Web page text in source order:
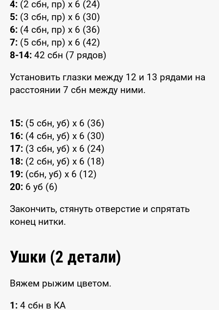
4: (2 сбн, пр) x 6 (24)
5: (3 сбн, пр) x 6 (30)
6: (4 сбн, пр) x 6 (36)
7: (5 сбн, пр) x 6 (42)
8-14: 42 сбн (7 рядов)
Установить глазки между 12 и 13 рядами на
расстоянии 7 сбн между ними.
15: (5 сбн, уб) x 6 (36)
16: (4 сбн, уб) x 6 (30)
17: (3 сбн, уб) x 6 (24)
18: (2 сбн, уб) x 6 (18)
19: (сбн, уб) x 6 (12)
20: 6 уб (6)
Закончить, стянуть отверстие и спрятать
конец нитки.
Ушки (2 детали)
Вяжем рыжим цветом.
1: 4 сбн в КА